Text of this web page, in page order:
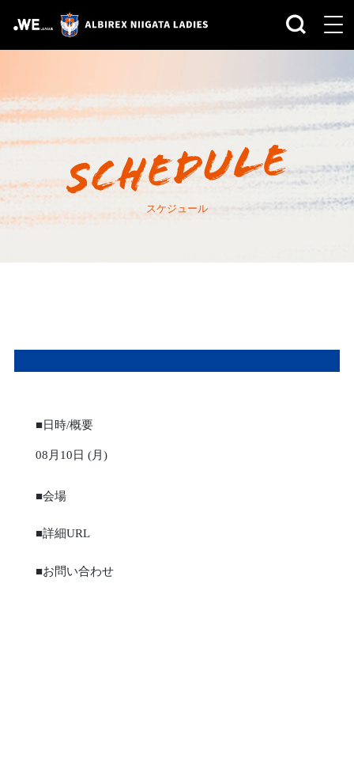
スケジュール
■日時/概要
08月10日 (月)
■会場
■詳細URL
■お問い合わせ